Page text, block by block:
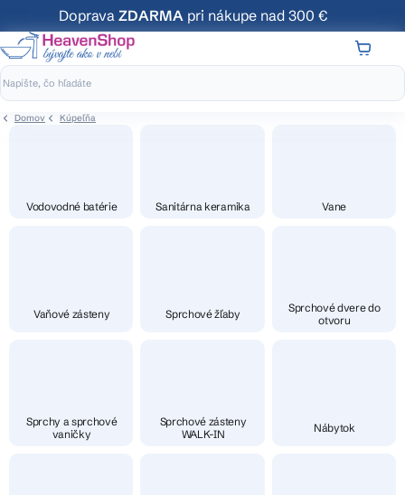
na
obsah
Doprava ZDARMA pri nákupe nad 300 €
Domov Kúpeľňa
Vodovodné batérie Sanitárna keramika Vane
Vaňové zásteny Sprchové žľaby
Sprchové dvere do
otvoru
Sprchy a sprchové
vaničky
Sprchové zásteny
WALK-IN
Nábytok